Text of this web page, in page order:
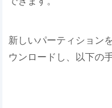
新しいパーティション
ウンロードし、以下の